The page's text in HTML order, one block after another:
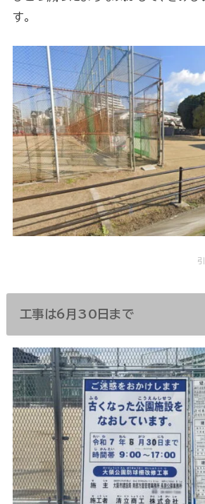
す。
引
工事は6月30日まで